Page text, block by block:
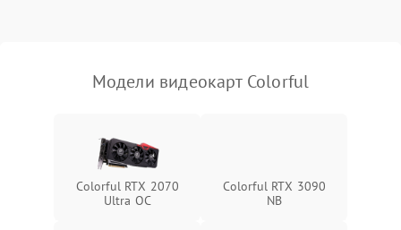
Модели видеокарт Colorful
Colorful RTX 2070
Ultra OC
Colorful RTX 3090
NB